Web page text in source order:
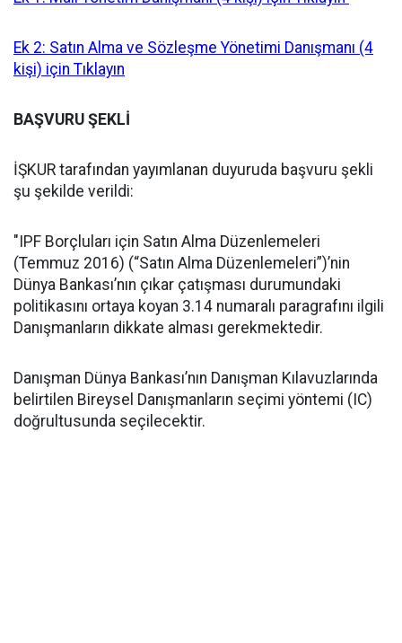
Ek 2: Satın Alma ve Sözleşme Yönetimi Danışmanı (4
kişi) için Tıklayın
BAŞVURU ŞEKLİ
İŞKUR tarafından yayımlanan duyuruda başvuru şekli
şu şekilde verildi:
"IPF Borçluları için Satın Alma Düzenlemeleri
(Temmuz 2016) (“Satın Alma Düzenlemeleri”)’nin
Dünya Bankası’nın çıkar çatışması durumundaki
politikasını ortaya koyan 3.14 numaralı paragrafını ilgili
Danışmanların dikkate alması gerekmektedir.
Danışman Dünya Bankası’nın Danışman Kılavuzlarında
belirtilen Bireysel Danışmanların seçimi yöntemi (IC)
doğrultusunda seçilecektir.